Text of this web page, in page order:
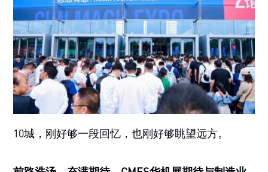
10城，刚好够一段回忆，也刚好够眺望远方。